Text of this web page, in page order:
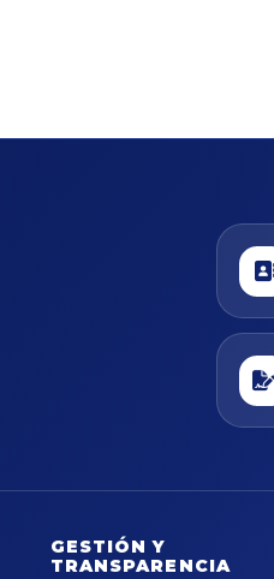
GESTIÓN Y
TRANSPARENCIA